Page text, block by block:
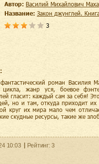
Автор:
Василий Михайлович
Название:
Закон джунглей.
3
роман Василия
цикла, жанр уся, боевое
гласит: каждый сам за себя!
но и там, откуда приходит их
круг их мира мало чем
скудные ресурсы, такие же
10:03 Рейтинг: 3